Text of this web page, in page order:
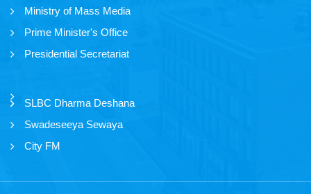
Ministry of Mass Media
Prime Minister's Office
Presidential Secretariat
SLBC Dharma Deshana
Swadeseeya Sewaya
City FM